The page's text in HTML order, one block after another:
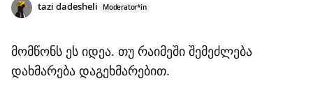
tazi dadesheli Moderator*in
მომწონს ეს იდეა. თუ რაიმეში შემეძლება
დახმარება დაგეხმარებით.